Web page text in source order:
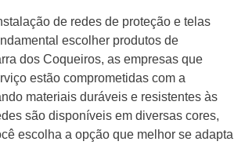
de redes de proteção e telas
escolher produtos de
dos Coqueiros, as empresas que
estão comprometidas com a
materiais duráveis e resistentes às
são disponíveis em diversas cores,
escolha a opção que melhor se adapta